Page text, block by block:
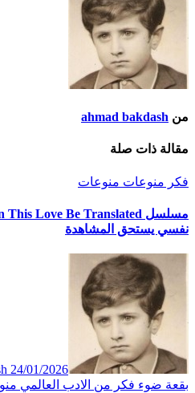
من ahmad bakdash
مقالة ذات صلة
فكر منوعات منوعات
نفسي يستحق المشاهدة
24/01/2026
بقعة ضوء فكر من الادب العالمي